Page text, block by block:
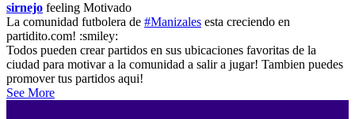
sirnejo feeling Motivado
La comunidad futbolera de #Manizales esta creciendo en
partidito.com! :smiley:
Todos pueden crear partidos en sus ubicaciones favoritas de la
ciudad para motivar a la comunidad a salir a jugar! Tambien puedes
promover tus partidos aqui!
See More